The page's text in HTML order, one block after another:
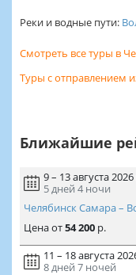
Реки и водные пути:
Смотреть все туры в
Туры с отправлением
Ближайшие
9 – 13 августа 2026
5 дней 4 ночи
Челябинск Самара –
Ценаот54 200р.
11 – 18 августа
8 дней 7 ночей